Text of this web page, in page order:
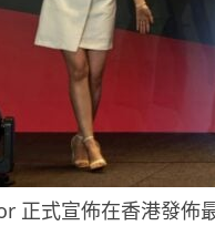
正式宣佈在香港發佈